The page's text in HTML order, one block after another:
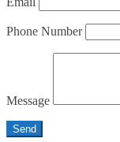
Phone Number
Message